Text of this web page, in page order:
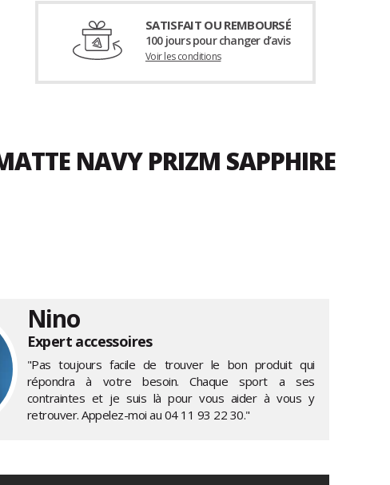
SATISFAIT OU REMBOURSÉ
100 jours pour changer d’avis
Voir les conditions
NAVY PRIZM SAPPHIRE
Nino
Expert accessoires
"Pas toujours facile de trouver le bon produit qui
répondra à votre besoin. Chaque sport a ses
contraintes et je suis là pour vous aider à vous y
retrouver. Appelez-moi au 04 11 93 22 30."